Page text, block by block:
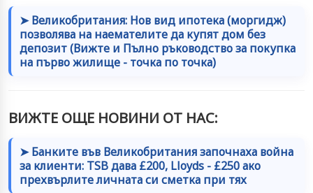
➤ Великобритания: Нов вид ипотека (моргидж)
позволява на наемателите да купят дом без
депозит (Вижте и Пълно ръководство за покупка
на първо жилище - точка по точка)
ВИЖТЕ ОЩЕ НОВИНИ ОТ НАС:
➤ Банките във Великобритания започнаха война
за клиенти: TSB дава £200, Lloyds - £250 ако
прехвърлите личната си сметка при тях